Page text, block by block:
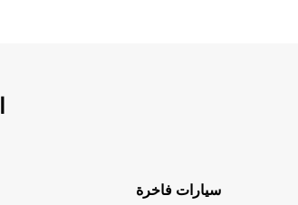
سيارات فاخرة